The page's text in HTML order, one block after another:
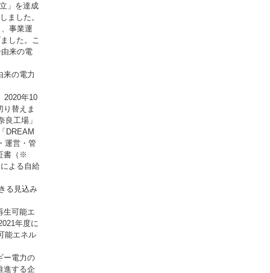
」を達成
ました。
事業運
した。こ
来の電
の電力
2020年10
替えま
工場」
DREAM
運営・管
書（※
よる自給
る見込み
生可能エ
年度に
能エネル
ー電力の
進する企